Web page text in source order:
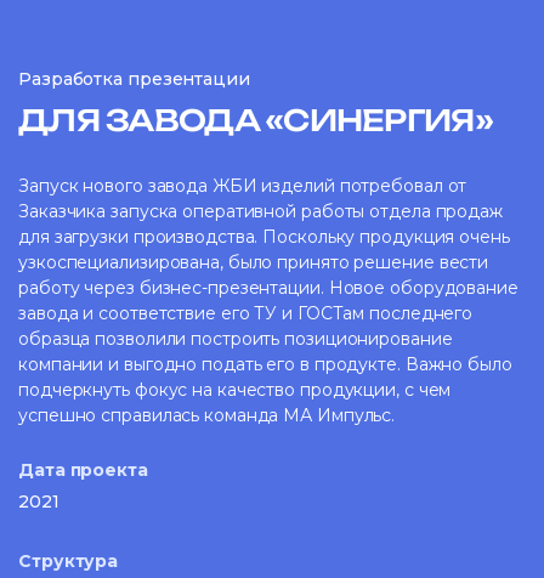
Разработка презентации
ДЛЯ ЗАВОДА «СИНЕРГИЯ»
Запуск нового завода ЖБИ изделий потребовал от
Заказчика запуска оперативной работы отдела продаж
для загрузки производства. Поскольку продукция очень
узкоспециализирована, было принято решение вести
работу через бизнес-презентации. Новое оборудование
завода и соответствие его ТУ и ГОСТам последнего
образца позволили построить позиционирование
компании и выгодно подать его в продукте. Важно было
подчеркнуть фокус на качество продукции, с чем
успешно справилась команда МА Импульс.
Дата проекта
2021
Структура